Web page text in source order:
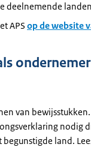
deelnemende landen
APS op de website
van
nodig
begunstigde land.